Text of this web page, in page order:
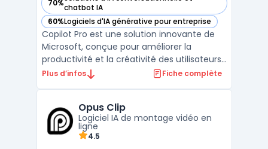
70%chatbot IA
— voir Copilot Pro dans cette catégorie
60%Logiciels d'IA générative pour entreprise
— voir Copilot Pro dans cette catégorie
Copilot Pro est une solution innovante de
Microsoft, conçue pour améliorer la
productivité et la créativité des utilisateurs.
Facturé à 22 € par utilisateur et par mois,
garantissant des performances accélérées,
particulièrement u ...
Plus d’infos Fiche complète
Opus Clip
Logiciel IA de montage vidéo en
ligne
4.5